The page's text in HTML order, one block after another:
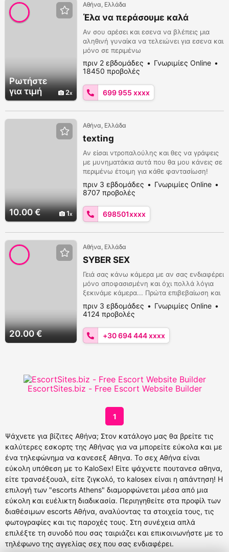
Ρωτήστε
για τιμή
2
Αθήνα, Ελλάδα
Έλα να περάσουμε καλά
Αν σου αρέσει και εσενα να βλέπεις μια
αληθινή γυναίκα να τελειώνει για εσενα και
μόνο σε περιμένω
πριν 2 εβδομάδες
Γνωριμίες Online
18450 προβολές
699 955 xxxx
10.00 € 1
Αθήνα, Ελλάδα
texting
Αν είσαι ντροπαλούλης και θες να γράψεις
με μυνηματάκια αυτά που θα μου κάνεις σε
περιμένω έτοιμη για κάθε φαντασίωση!
6985018919.απο 10ε
πριν 3 εβδομάδες
Γνωριμίες Online
8707 προβολές
698501xxxx
20.00 €
Αθήνα, Ελλάδα
SYBER SEX
Γειά σας κάνω κάμερα με αν σας ενδιαφέρει
μόνο αποφασισμένη και όχι πολλά λόγια
ξεκινάμε κάμερα... Πρώτα επιβεβαίωση και
ξεκινάμε το παιχνίδι... Επικοινωνία στο
6944 447 941 whatsapp πρώτα μηνύματακι
και μετά κλείσει Και στο Skype
Ra.marinou27
πριν 3 εβδομάδες
Γνωριμίες Online
4124 προβολές
+30 694 444 xxxx
EscortSites.biz - Free Escort Website Builder
1
Ψάχνετε για βίζιτες Αθήνα; Στον κατάλογο μας θα βρείτε τις
καλύτερες εσκορτς της Αθήνας για να μπορείτε εύκολα και με
ένα τηλεφώνημα να κανεσεξ Αθηνα. Το σεχ Αθήνα είναι
εύκολη υπόθεση με το KaloSex! Είτε ψάχνετε πουτανεσ αθηνα,
είτε τρανσέξουαλ, είτε ζιγκολό, το kalosex είναι η απάντηση! Η
επιλογή των "escorts Athens" διαμορφώνεται μέσα από μια
εύκολη και ευέλικτη διαδικασία. Περιηγηθείτε στα προφίλ των
διαθέσιμων escorts Αθήνα, αναλύοντας τα στοιχεία τους, τις
φωτογραφίες και τις παροχές τους. Στη συνέχεια απλά
επιλέξτε τη συνοδό που σας ταιριάζει και επικοινωνήστε με το
τηλέφωνο της αγγελίας σεχ που σας ενδιαφέρει.